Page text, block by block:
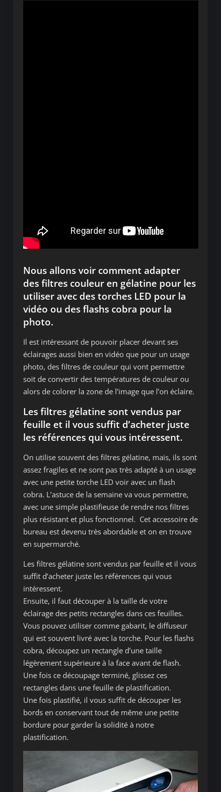
Nous allons voir comment adapter
des filtres couleur en gélatine pour les
utiliser avec des torches LED pour la
vidéo ou des flashs cobra pour la
photo.
Il est intéressant de pouvoir placer devant ses
éclairages aussi bien en vidéo que pour un usage
photo, des filtres de couleur qui vont permettre
soit de convertir des températures de couleur ou
alors de colorer la zone de l’image que l’on éclaire.
Les filtres gélatine sont vendus par
feuille et il vous suffit d’acheter juste
les références qui vous intéressent.
On utilise souvent des filtres gélatine, mais, ils sont
assez fragiles et ne sont pas très adapté à un usage
avec une petite torche LED voir avec un flash
cobra. L’astuce de la semaine va vous permettre,
avec une simple plastifieuse de rendre nos filtres
plus résistant et plus fonctionnel. Cet accessoire de
bureau est devenu très abordable et on en trouve
en supermarché.
Les filtres gélatine sont vendus par feuille et il vous
suffit d’acheter juste les références qui vous
intéressent.
Ensuite, il faut découper à la taille de votre
éclairage des petits rectangles dans ces feuilles.
Vous pouvez utiliser comme gabarit, le diffuseur
qui est souvent livré avec la torche. Pour les flashs
cobra, découpez un rectangle d’une taille
légèrement supérieure à la face avant de flash.
Une fois ce découpage terminé, glissez ces
rectangles dans une feuille de plastification.
Une fois plastifié, il vous suffit de découper les
bords en conservant tout de même une petite
bordure pour garder la solidité à notre
plastification.